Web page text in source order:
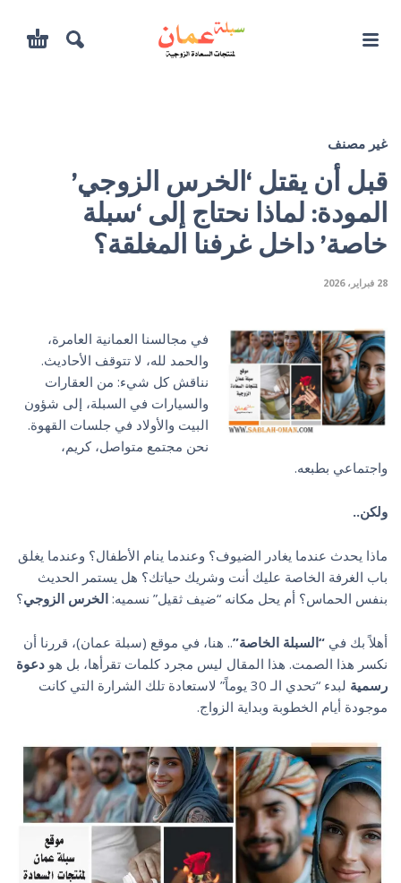
غير مصنف
قبل أن يقتل ‘الخرس الزوجي’
المودة: لماذا نحتاج إلى ‘سبلة
خاصة’ داخل غرفنا المغلقة؟
28 فبراير، 2026
في مجالسنا العمانية العامرة،
والحمد لله، لا تتوقف الأحاديث.
نناقش كل شيء: من العقارات
والسيارات في السبلة، إلى شؤون
البيت والأولاد في جلسات القهوة.
نحن مجتمع متواصل، كريم،
واجتماعي بطبعه.
ولكن..
ماذا يحدث عندما يغادر الضيوف؟ وعندما ينام الأطفال؟ وعندما يغلق
باب الغرفة الخاصة عليك أنت وشريك حياتك؟ هل يستمر الحديث
بنفس الحماس؟ أم يحل مكانه “ضيف ثقيل” نسميه: الخرس الزوجي؟
أهلاً بك في “السبلة الخاصة”.. هنا، في موقع (سبلة عمان)، قررنا أن
نكسر هذا الصمت. هذا المقال ليس مجرد كلمات تقرأها، بل هو دعوة
رسمية
لبدء “تحدي الـ 30 يوماً” لاستعادة تلك الشرارة التي كانت
موجودة أيام الخطوبة وبداية الزواج.